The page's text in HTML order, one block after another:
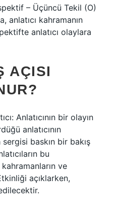
– Üçüncü Tekil (O)
anlatıcı kahramanın
anlatıcı olaylara
AÇISI
Anlatıcının bir olayın
anlatıcının
baskın bir bakış
bu
ve
açıklarken,